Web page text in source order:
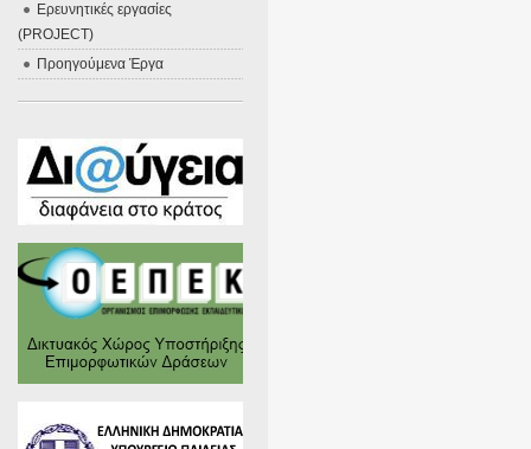
Ερευνητικές εργασίες
(PROJECT)
Προηγούμενα Έργα